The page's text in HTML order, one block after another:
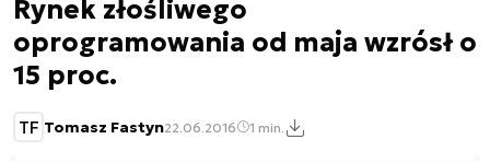
Rynek złośliwego
oprogramowania od maja wzrósł o
15 proc.
TF Tomasz Fastyn22.06.2016 1 min.